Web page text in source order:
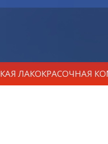
ЛАКОКРАСОЧНАЯ